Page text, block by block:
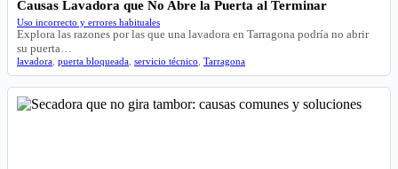
Causas Lavadora que No Abre la Puerta al Terminar
Uso incorrecto y errores habituales
Explora las razones por las que una lavadora en Tarragona podría no abrir
su puerta…
lavadora puerta bloqueada servicio técnico Tarragona